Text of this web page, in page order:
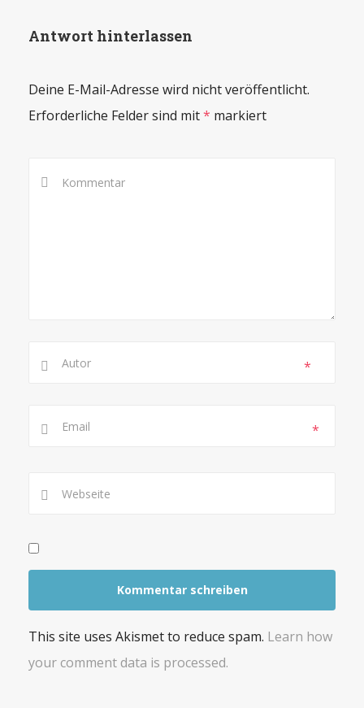
Antwort hinterlassen
Deine E-Mail-Adresse wird nicht veröffentlicht.
Erforderliche Felder sind mit* markiert
*
*
This site uses Akismet to reduce spam. Learn how
your comment data is processed.